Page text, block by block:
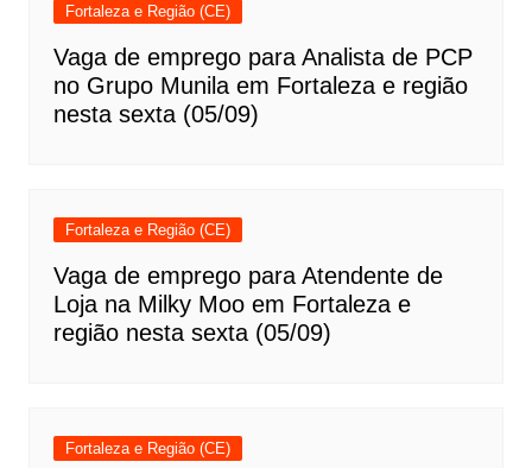
Fortaleza e Região (CE)
Vaga de emprego para Analista de PCP
no Grupo Munila em Fortaleza e região
nesta sexta (05/09)
Fortaleza e Região (CE)
Vaga de emprego para Atendente de
Loja na Milky Moo em Fortaleza e
região nesta sexta (05/09)
Fortaleza e Região (CE)